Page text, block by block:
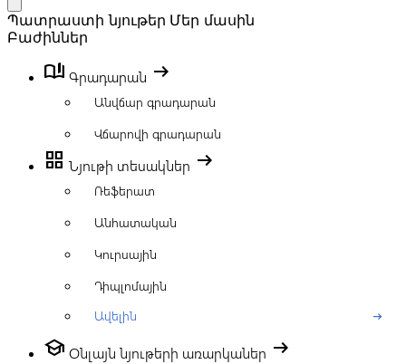
Պատրաստի նյութեր Մեր մասին
Բաժիններ
book_ribbon Գրադարան arrow_right_alt
Անվճար գրադարան
Վճարովի գրադարան
grid_view Նյութի տեսակներ arrow_right_alt
Ռեֆերատ
Անհատական
Կուրսային
Դիպլոմային
Ավելին
arrow_right_alt
school Օնլայն նյութերի առարկաներ arrow_right_alt